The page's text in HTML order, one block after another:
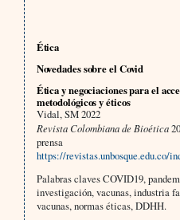
Ética
Novedades sobre el Covid
Ética y negociaciones para el
metodológicos y éticos
Vidal, SM 2022
Revista Colombiana de Bioética
prensa
https://revistas.unbosque.edu.co/
Palabras claves COVID19,
investigación, vacunas, industria
vacunas, normas éticas, DDHH.